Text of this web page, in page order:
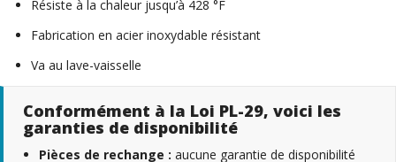
Résiste à la chaleur jusqu’à 428 °F
Fabrication en acier inoxydable résistant
Va au lave-vaisselle
Conformément à la Loi PL-29, voici les
garanties de disponibilité
Pièces de rechange : aucune garantie de disponibilité